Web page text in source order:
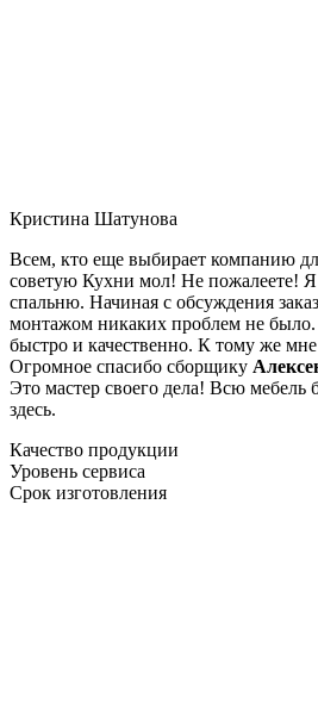
Кристина Шатунова
Всем, кто еще выбирает компанию
советую Кухни мол! Не пожалеете! Я
спальню. Начиная с обсуждения
монтажом никаких проблем не
быстро и качественно. К тому же
Огромное спасибо сборщику
Это мастер своего дела! Всю мебель
здесь.
Качество продукции
Уровень сервиса
Срок изготовления